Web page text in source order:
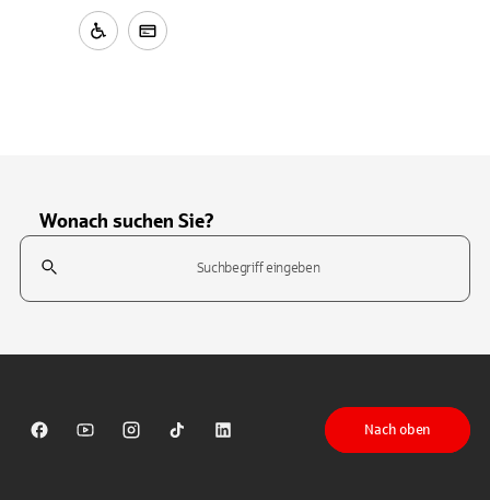
Wonach suchen Sie?
Suchfeld
Sparkasse auf Facebook
Sparkasse auf Youtube
Sparkasse auf Instagram
Sparkasse auf TikTok
Sparkasse auf LinkedIn
Nach oben